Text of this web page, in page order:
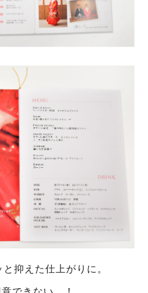
抑えた仕上がりに。